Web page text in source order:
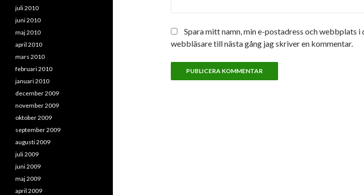
Spara mitt namn, min e-postadress och webbplats i
webbläsare till nästa gång jag skriver en kommentar.
juli 2010
juni 2010
maj 2010
april 2010
mars 2010
februari 2010
januari 2010
december 2009
november 2009
oktober 2009
september 2009
augusti 2009
juli 2009
juni 2009
maj 2009
april 2009